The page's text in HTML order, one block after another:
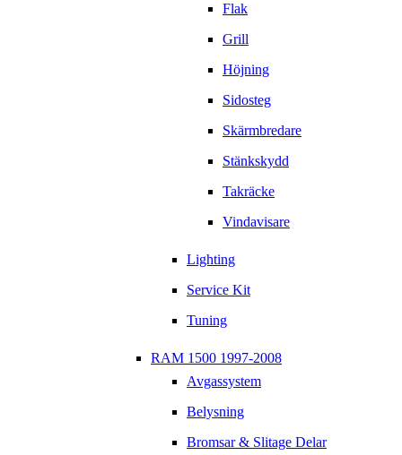
Flak
Grill
Höjning
Sidosteg
Skärmbredare
Stänkskydd
Takräcke
Vindavisare
Lighting
Service Kit
Tuning
RAM 1500 1997-2008
Avgassystem
Belysning
Bromsar & Slitage Delar